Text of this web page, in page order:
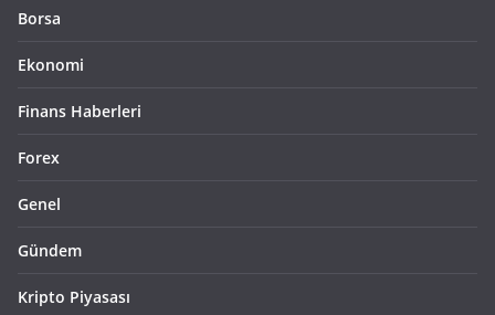
Borsa
Ekonomi
Finans Haberleri
Forex
Genel
Gündem
Kripto Piyasası